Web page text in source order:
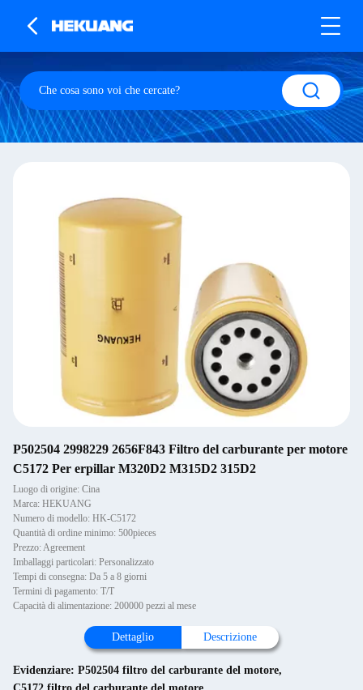
P502504 2998229 2656F843 Filtro del carburante per motore
C5172 Per erpillar M320D2 M315D2 315D2
Luogo di origine: Cina
Marca: HEKUANG
Numero di modello: HK-C5172
Quantità di ordine minimo: 500pieces
Prezzo: Agreement
Imballaggi particolari: Personalizzato
Tempi di consegna: Da 5 a 8 giorni
Termini di pagamento: T/T
Capacità di alimentazione: 200000 pezzi al mese
Dettaglio Descrizione
Evidenziare: P502504 filtro del carburante del motore,